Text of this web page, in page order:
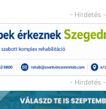
- Hirdetés -
- Hirdetés -